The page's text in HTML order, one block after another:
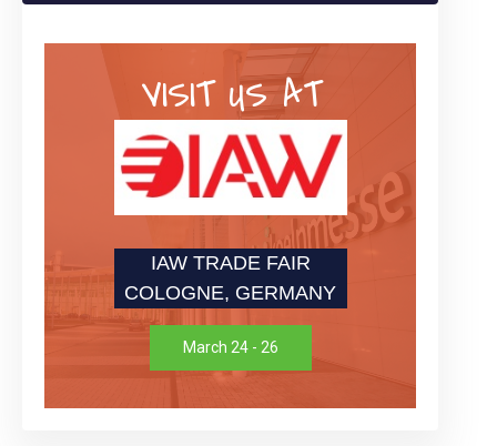
VISIT US AT
IAW TRADE FAIR
COLOGNE, GERMANY
March 24 - 26